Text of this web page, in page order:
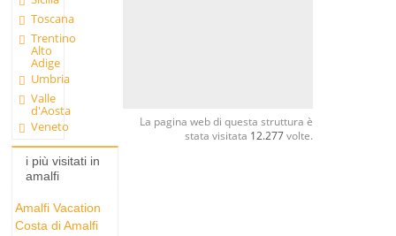
Toscana
Trentino
Alto
Adige
Umbria
Valle
d'Aosta
Veneto
i più visitati in
amalfi
Amalfi Vacation
Costa di Amalfi
La pagina web di questa struttura è
stata visitata 12.277volte.